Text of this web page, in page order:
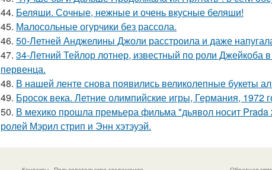
44. Беляши. Сочные, нежные и очень вкусные беляши!
45. Малосольные огурчики без рассола.
46. 50-Летней Анджелины Джоли расстроила и даже
47. 34-Летний Тейлор лотнер, известный по роли Джейкоба
первенца.
48. В нашей ленте снова появились великолепные букеты
49. Бросок века. Летние олимпийские игры, Германия, 1972
50. В мехико прошла премьера фильма "дьявол носит
ролей Мэрил стрип и Энн хэтэуэй.